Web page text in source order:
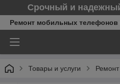
Срочный и
Ремонт мобильных телефонов
Товары и услуги